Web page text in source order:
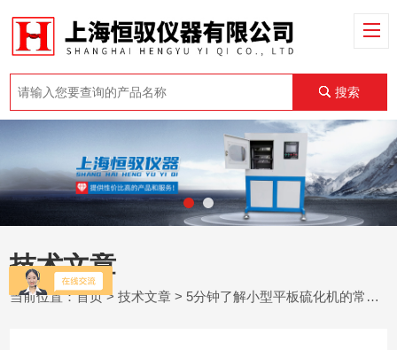
搜索
技术文章
当前位置：首页>技术文章 > 5分钟了解小型平板硫化机的常见故障及其原因